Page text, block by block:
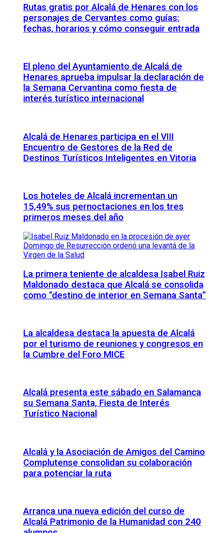
Rutas gratis por Alcalá de Henares con los
personajes de Cervantes como guías:
fechas, horarios y cómo conseguir entrada
El pleno del Ayuntamiento de Alcalá de
Henares aprueba impulsar la declaración de
la Semana Cervantina como fiesta de
interés turístico internacional
Alcalá de Henares participa en el VIII
Encuentro de Gestores de la Red de
Destinos Turísticos Inteligentes en Vitoria
Los hoteles de Alcalá incrementan un
15,49% sus pernoctaciones en los tres
primeros meses del año
La primera teniente de alcaldesa Isabel Ruiz
Maldonado destaca que Alcalá se consolida
como “destino de interior en Semana Santa”
La alcaldesa destaca la apuesta de Alcalá
por el turismo de reuniones y congresos en
la Cumbre del Foro MICE
Alcalá presenta este sábado en Salamanca
su Semana Santa, Fiesta de Interés
Turístico Nacional
Alcalá y la Asociación de Amigos del Camino
Complutense consolidan su colaboración
para potenciar la ruta
Arranca una nueva edición del curso de
Alcalá Patrimonio de la Humanidad con 240